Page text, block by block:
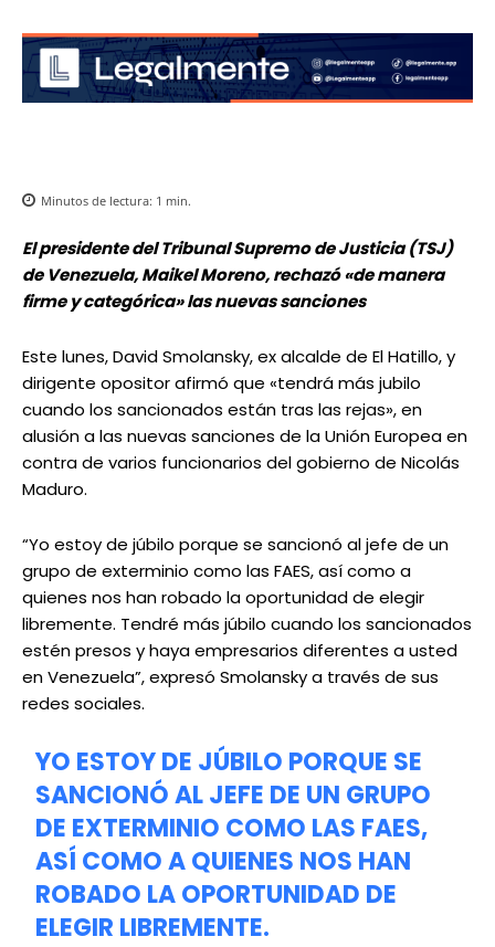
Minutos de lectura: 1 min.
El presidente del Tribunal Supremo de Justicia (TSJ)
de Venezuela, Maikel Moreno, rechazó «de manera
firme y categórica» las nuevas sanciones
Este lunes, David Smolansky, ex alcalde de El Hatillo, y
dirigente opositor afirmó que «tendrá más jubilo
cuando los sancionados están tras las rejas», en
alusión a las nuevas sanciones de la Unión Europea en
contra de varios funcionarios del gobierno de Nicolás
Maduro.
“Yo estoy de júbilo porque se sancionó al jefe de un
grupo de exterminio como las FAES, así como a
quienes nos han robado la oportunidad de elegir
libremente. Tendré más júbilo cuando los sancionados
estén presos y haya empresarios diferentes a usted
en Venezuela”, expresó Smolansky a través de sus
redes sociales.
YO ESTOY DE JÚBILO PORQUE SE
SANCIONÓ AL JEFE DE UN GRUPO
DE EXTERMINIO COMO LAS FAES,
ASÍ COMO A QUIENES NOS HAN
ROBADO LA OPORTUNIDAD DE
ELEGIR LIBREMENTE.